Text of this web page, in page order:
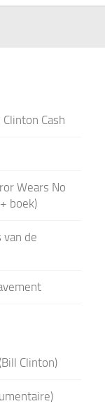
Cash
Wears No
boek)
de
Clinton)